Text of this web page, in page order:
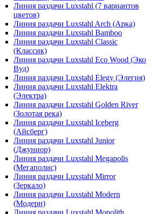
Линия раздачи Luxstahl (7 вариантов
цветов)
Линия раздачи Luxstahl Arch (Арка)
Линия раздачи Luxstahl Bamboo
Линия раздачи Luxstahl Classic
(Классик)
Линия раздачи Luxstahl Eco Wood (Эко
Вуд)
Линия раздачи Luxstahl Elegy (Элегия)
Линия раздачи Luxstahl Elektra
(Электра)
Линия раздачи Luxstahl Golden River
(Золотая река)
Линия раздачи Luxstahl Iceberg
(Айсберг)
Линия раздачи Luxstahl Junior
(Джуниор)
Линия раздачи Luxstahl Megapolis
(Мегаполис)
Линия раздачи Luxstahl Mirror
(Зеркало)
Линия раздачи Luxstahl Modern
(Модерн)
Линия раздачи Luxstahl Monolith